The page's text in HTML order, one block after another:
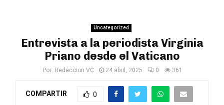
Uncategorized
Entrevista a la periodista Virginia
Priano desde el Vaticano
Por: Redaccion VC 24 abril, 2025 0 361
COMPARTIR 0